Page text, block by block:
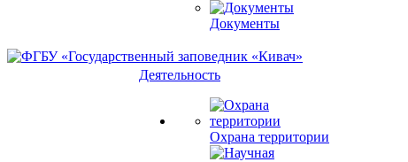
Документы
Деятельность
Охрана территории